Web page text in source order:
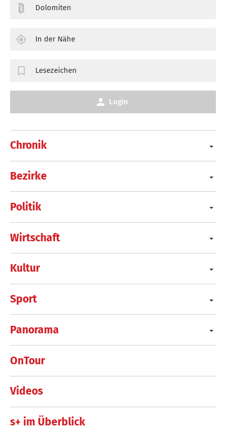
Chronik
Bezirke
Politik
Wirtschaft
Kultur
Sport
Panorama
OnTour
Videos
s+ im Überblick
Dolomiten
In der Nähe
Lesezeichen
Login